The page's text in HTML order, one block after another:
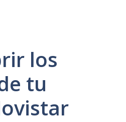
los
tu